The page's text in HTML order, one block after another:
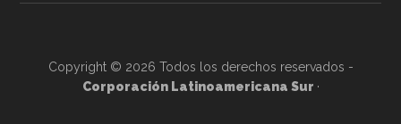
Copyright © 2026 Todos los derechos reservados -
Corporación Latinoamericana Sur ·